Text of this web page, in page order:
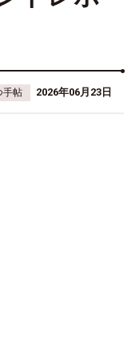
手帖 2026年06月23日